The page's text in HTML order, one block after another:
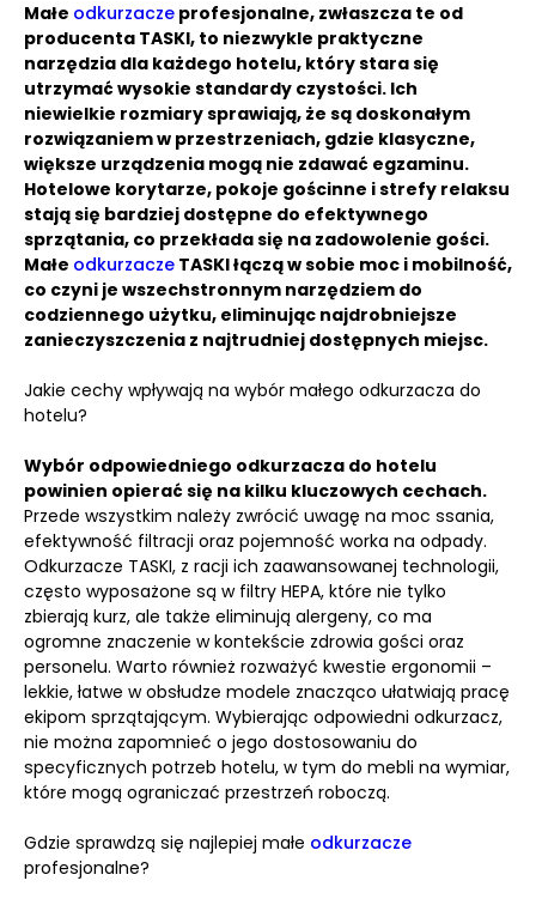
Małe odkurzacze profesjonalne, zwłaszcza te od
producenta TASKI, to niezwykle praktyczne
narzędzia dla każdego hotelu, który stara się
utrzymać wysokie standardy czystości. Ich
niewielkie rozmiary sprawiają, że są doskonałym
rozwiązaniem w przestrzeniach, gdzie klasyczne,
większe urządzenia mogą nie zdawać egzaminu.
Hotelowe korytarze, pokoje gościnne i strefy relaksu
stają się bardziej dostępne do efektywnego
sprzątania, co przekłada się na zadowolenie gości.
Małe odkurzacze TASKI łączą w sobie moc i mobilność,
co czyni je wszechstronnym narzędziem do
codziennego użytku, eliminując najdrobniejsze
zanieczyszczenia z najtrudniej dostępnych miejsc.
Jakie cechy wpływają na wybór małego odkurzacza do
hotelu?
Wybór odpowiedniego odkurzacza do hotelu
powinien opierać się na kilku kluczowych cechach.
Przede wszystkim należy zwrócić uwagę na moc ssania,
efektywność filtracji oraz pojemność worka na odpady.
Odkurzacze TASKI, z racji ich zaawansowanej technologii,
często wyposażone są w filtry HEPA, które nie tylko
zbierają kurz, ale także eliminują alergeny, co ma
ogromne znaczenie w kontekście zdrowia gości oraz
personelu. Warto również rozważyć kwestie ergonomii –
lekkie, łatwe w obsłudze modele znacząco ułatwiają pracę
ekipom sprzątającym. Wybierając odpowiedni odkurzacz,
nie można zapomnieć o jego dostosowaniu do
specyficznych potrzeb hotelu, w tym do mebli na wymiar,
które mogą ograniczać przestrzeń roboczą.
Gdzie sprawdzą się najlepiej małe odkurzacze
profesjonalne?